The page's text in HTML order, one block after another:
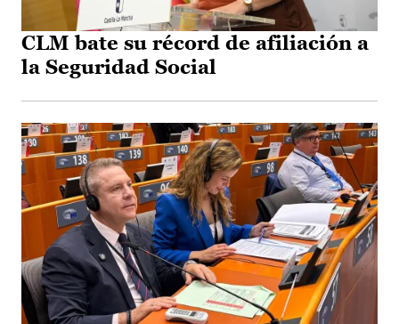
CLM bate su récord de afiliación a
la Seguridad Social